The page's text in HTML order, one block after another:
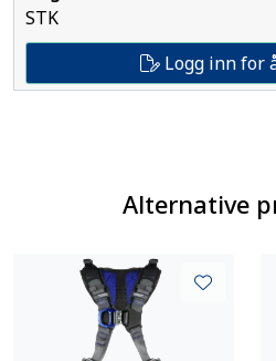
STK
Logg inn for
Alternative